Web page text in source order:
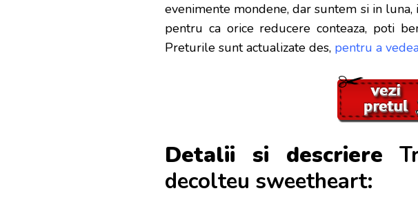
evenimente mondene, dar suntem si in luna,
pentru ca orice reducere conteaza, poti
Preturile sunt actualizate des, pentru a
Detalii si descriere
decolteu sweetheart: